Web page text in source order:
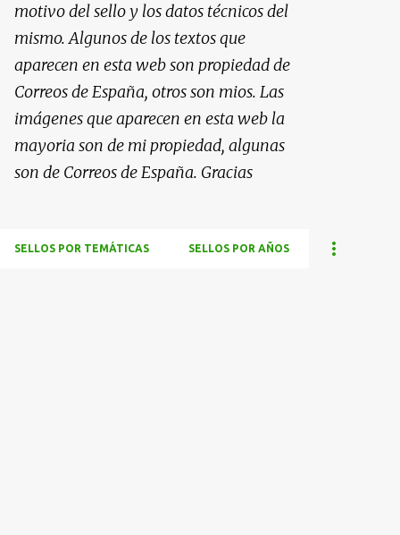
motivo del sello y los datos técnicos del
mismo. Algunos de los textos que
aparecen en esta web son propiedad de
Correos de España, otros son mios. Las
imágenes que aparecen en esta web la
mayoria son de mi propiedad, algunas
son de Correos de España. Gracias
SELLOS POR TEMÁTICAS SELLOS POR AÑOS